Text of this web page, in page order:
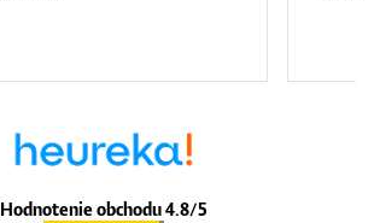
Hodnotenie obchodu 4.8/5